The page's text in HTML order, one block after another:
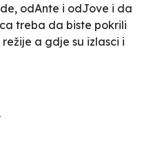
odAnte i odJove i da
treba da biste pokrili
a gdje su izlasci i